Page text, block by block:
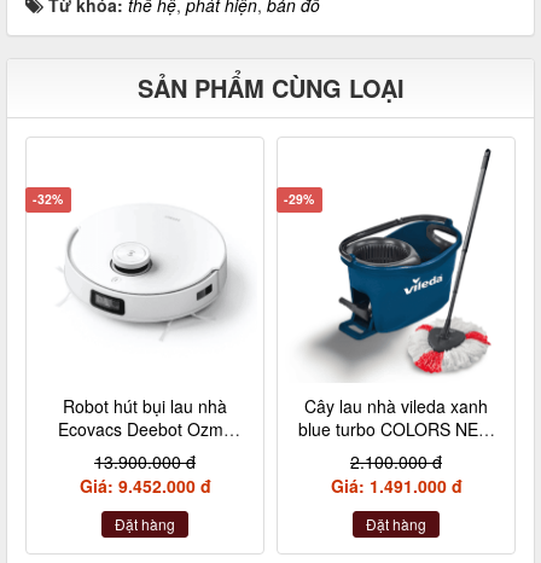
Từ khóa: thế hệ, phát hiện, bản đồ
SẢN PHẨM CÙNG LOẠI
-32%
Robot hút bụi lau nhà
Ecovacs Deebot Ozmo
T10
13.900.000 đ
Giá: 9.452.000 đ
Đặt hàng
-29%
Cây lau nhà vileda xanh
blue turbo COLORS NEW
made in SEC
2.100.000 đ
Giá: 1.491.000 đ
Đặt hàng